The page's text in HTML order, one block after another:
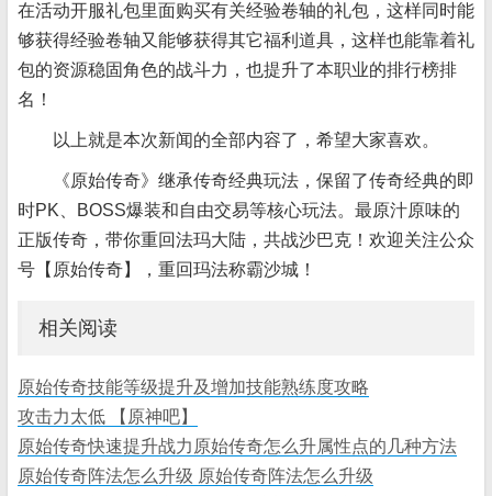
在活动开服礼包里面购买有关经验卷轴的礼包，这样同时能
够获得经验卷轴又能够获得其它福利道具，这样也能靠着礼
包的资源稳固角色的战斗力，也提升了本职业的排行榜排
名！
以上就是本次新闻的全部内容了，希望大家喜欢。
《原始传奇》继承传奇经典玩法，保留了传奇经典的即
时PK、BOSS爆装和自由交易等核心玩法。最原汁原味的
正版传奇，带你重回法玛大陆，共战沙巴克！欢迎关注公众
号【原始传奇】，重回玛法称霸沙城！
相关阅读
原始传奇技能等级提升及增加技能熟练度攻略
攻击力太低 【原神吧】
原始传奇快速提升战力原始传奇怎么升属性点的几种方法
原始传奇阵法怎么升级 原始传奇阵法怎么升级